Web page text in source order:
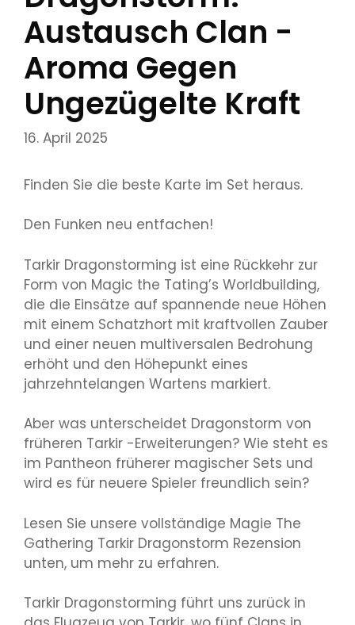
Austausch Clan -
Aroma Gegen
Ungezügelte Kraft
16. April 2025
Finden Sie die beste Karte im Set heraus.
Den Funken neu entfachen!
Tarkir Dragonstorming ist eine Rückkehr zur
Form von Magic the Tating’s Worldbuilding,
die die Einsätze auf spannende neue Höhen
mit einem Schatzhort mit kraftvollen Zauber
und einer neuen multiversalen Bedrohung
erhöht und den Höhepunkt eines
jahrzehntelangen Wartens markiert.
Aber was unterscheidet Dragonstorm von
früheren Tarkir -Erweiterungen? Wie steht es
im Pantheon früherer magischer Sets und
wird es für neuere Spieler freundlich sein?
Lesen Sie unsere vollständige Magie The
Gathering Tarkir Dragonstorm Rezension
unten, um mehr zu erfahren.
Tarkir Dragonstorming führt uns zurück in